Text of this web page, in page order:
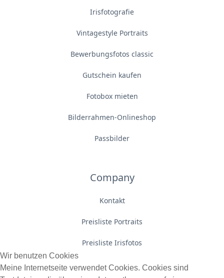
Irisfotografie
Vintagestyle Portraits
Bewerbungsfotos classic
Gutschein kaufen
Fotobox mieten
Bilderrahmen-Onlineshop
Passbilder
Company
Kontakt
Preisliste Portraits
Preisliste Irisfotos
Wir benutzen Cookies
Meine Internetseite verwendet Cookies. Cookies sind